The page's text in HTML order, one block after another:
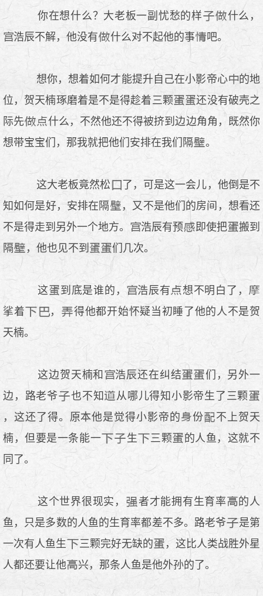
你在想什么？大老板一副忧愁的样
什么，
浩辰不解，他没有
什么对不起他的事 吧。
想你，想着如何才能提升自己在小影帝心
的地
位，贺天楠琢磨着是不是得趁着三颗
还没有破壳之
际先
什么，不然他还不得被挤到边边角角，既然你
想带宝宝们，那我就把他们安排在我们隔
。
这大老板竟然松
了，可是这一会儿，他倒是不
知如何是好，安排在隔
，又不是他们的房间，想看还
不是得走到另外一个地方。
浩辰有预 即使把
搬到
隔
，他也见不到 们几次。
这 到底是谁的， 浩辰有
想不明白了，
挲着
，
得他都开始怀疑当初睡了他的人不是贺
天楠。
这边贺天楠和 浩辰还在纠结
们，另外一
边，路老爷
也不知
从哪儿得知小影帝生了三颗
，这还了得。原本他是觉得小影帝的
份
不上贺天
楠，但要是一条能一
生 三颗
的人鱼，这就不
同了。
这个世界很现实， 者才能拥有生育率
的人
鱼，只是多数的人鱼的生育率都差不多。路老爷
是第
一次有人鱼生
三颗完好无缺的
，这比人类战胜外星
人都还要让他
兴，那条人鱼是他外孙的了。